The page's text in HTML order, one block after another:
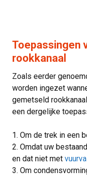
Toepassingen
rookkanaal
Zoals eerder
worden ingezet
gemetseld
een dergelijke
Om de trek in een
Omdat uw
en dat niet met
Om